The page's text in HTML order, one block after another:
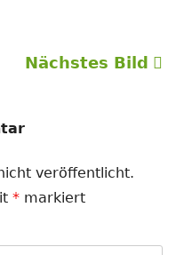
Nächstes Bild
veröffentlicht.
* markiert